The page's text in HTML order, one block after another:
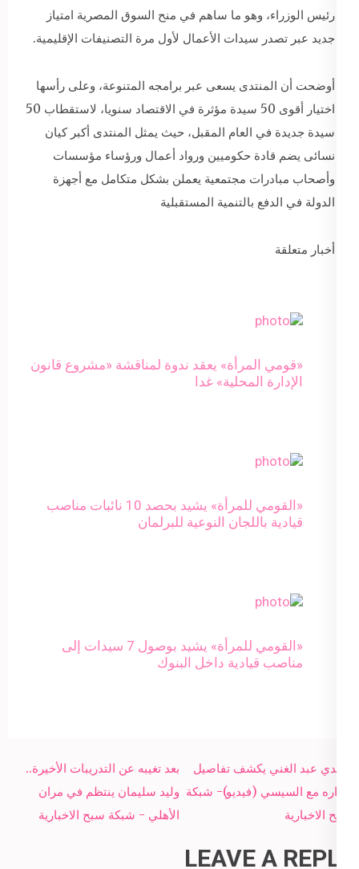
رئيس الوزراء، وهو ما ساهم في منح السوق المصرية امتياز
جديد عبر تصدر سيدات الأعمال لأول مرة التصنيفات الإقليمية.
أوضحت أن المنتدى يسعى عبر برامجه المتنوعة، وعلى رأسها
اختيار أقوى 50 سيدة مؤثرة في الاقتصاد سنويا، لاستقطاب 50
سيدة جديدة في العام المقبل، حيث يمثل المنتدى أكبر كيان
نسائى يضم قادة حكوميين ورواد أعمال ورؤساء مؤسسات
وأصحاب مبادرات مجتمعية يعملن بشكل متكامل مع أجهزة
الدولة في الدفع بالتنمية المستقبلية
أخبار متعلقة
«قومي المرأة» يعقد ندوة لمناقشة «مشروع قانون
الإدارة المحلية» غدا
«القومي للمرأة» يشيد بحصد 10 نائبات مناصب
قيادية باللجان النوعية للبرلمان
«القومي للمرأة» يشيد بوصول 7 سيدات إلى
مناصب قيادية داخل البنوك
Post
navigation
بعد تغيبه عن التدريبات الأخيرة..
وليد سليمان ينتظم في مران
الأهلي - شبكة سبح الاخبارية
مجدي عبد الغني يكشف تفاصيل
حواره مع السيسي (فيديو)- شبكة
سبح الاخبارية
LEAVE A REPLY